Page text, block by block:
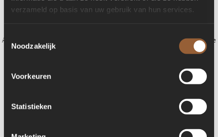
verzameld op basis van uw gebruik van hun services.
Toestemmingsselectie
Noodzakelijk
Voorkeuren
Statistieken
Application error: a client-side exception has occurred (see the browser console